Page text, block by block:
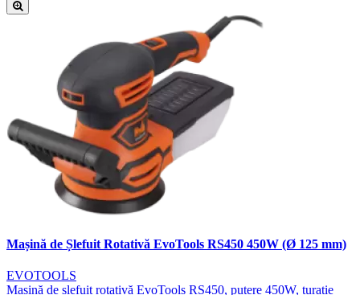
Mașină de Șlefuit Rotativă EvoTools RS450 450W (Ø 125 mm)
EVOTOOLS
Mașină de șlefuit rotativă EvoTools RS450, putere 450W, turație